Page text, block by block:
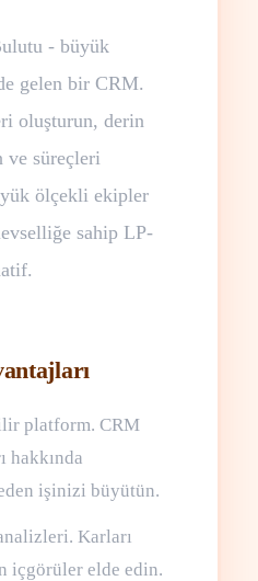
- büyük
gelen bir CRM.
oluşturun, derin
ve süreçleri
ölçekli ekipler
sahip LP-
platform. CRM
hakkında
işinizi büyütün.
Karları
içgörüler elde edin.